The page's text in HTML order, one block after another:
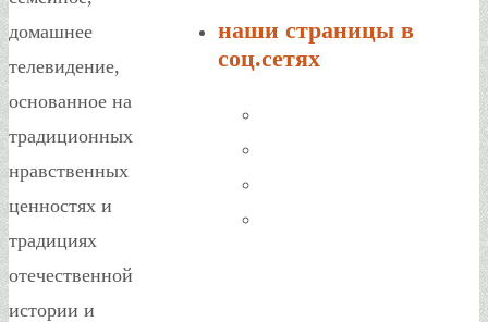
домашнее
телевидение,
основанное на
традиционных
нравственных
ценностях и
традициях
отечественной
истории и
наши страницы в
соц.сетях